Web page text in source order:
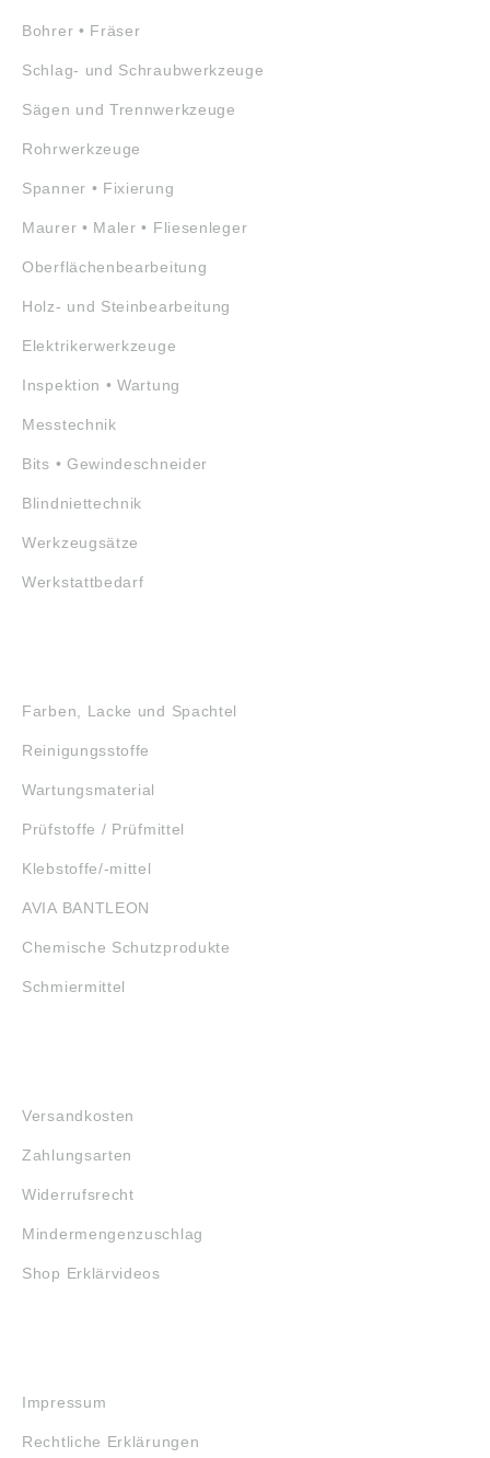
Bohrer • Fräser
Schlag- und Schraubwerkzeuge
Sägen und Trennwerkzeuge
Rohrwerkzeuge
Spanner • Fixierung
Maurer • Maler • Fliesenleger
Oberflächenbearbeitung
Holz- und Steinbearbeitung
Elektrikerwerkzeuge
Inspektion • Wartung
Messtechnik
Bits • Gewindeschneider
Blindniettechnik
Werkzeugsätze
Werkstattbedarf
Farben, Lacke und Spachtel
Reinigungsstoffe
Wartungsmaterial
Prüfstoffe / Prüfmittel
Klebstoffe/-mittel
AVIA BANTLEON
Chemische Schutzprodukte
Schmiermittel
Versandkosten
Zahlungsarten
Widerrufsrecht
Mindermengenzuschlag
Shop Erklärvideos
Impressum
Rechtliche Erklärungen